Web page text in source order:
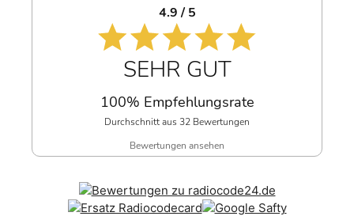
4.9 / 5
SEHR GUT
100% Empfehlungsrate
Durchschnitt aus 32 Bewertungen
Bewertungen ansehen